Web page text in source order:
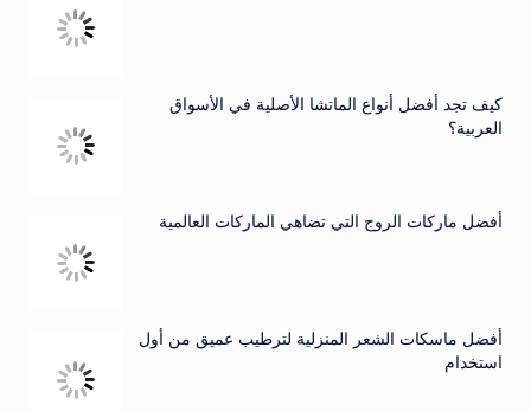
كيف تجد أفضل أنواع الماتشا الأصلية في الأسواق
العربية؟
أفضل ماركات الروج التي تضاهي الماركات العالمية
أفضل ماسكات الشعر المنزلية لترطيب عميق من أول
استخدام